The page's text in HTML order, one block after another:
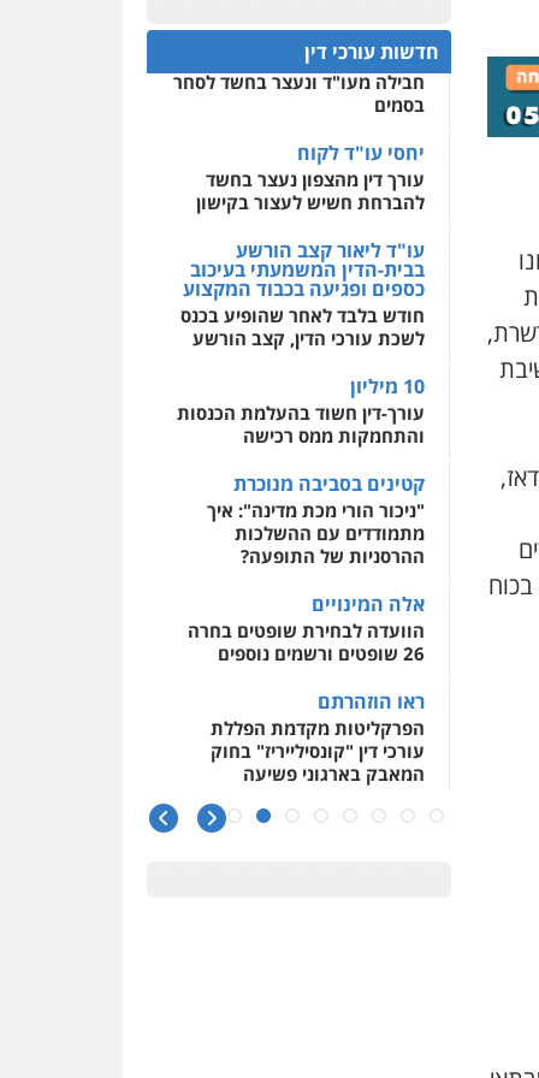
בכוח
0522508109
אחסון אתרים
לעורכי דין
אסירים עבירות מין
שירותים מקצועיים לעורכי
דין
0544500346
חדשות עורכי דין
חפץ חשוד
עצור בתיק ניסיון רצח קיבל
חבילה מעו"ד ונעצר בחשד לסחר
בסמים
יחסי עו"ד לקוח
עורך דין מהצפון נעצר בחשד
להברחת חשיש לעצור בקישון
עו"ד ליאור קצב הורשע
בבית-הדין המשמעתי בעיכוב
כספים ופגיעה בכבוד המקצוע
חודש בלבד לאחר שהופיע בכנס
לשכת עורכי הדין, קצב הורשע
10 מיליון
עורך-דין חשוד בהעלמת הכנסות
והתחמקות ממס רכישה
קטינים בסביבה מנוכרת
"ניכור הורי מכת מדינה": איך
מתמודדים עם ההשלכות
ההרסניות של התופעה?
אלה המינויים
הוועדה לבחירת שופטים בחרה
26 שופטים ורשמים נוספים
ראו הוזהרתם
הפרקליטות מקדמת הפללת
עורכי דין "קונסילייריז" בחוק
המאבק בארגוני פשיעה
משרות אמון